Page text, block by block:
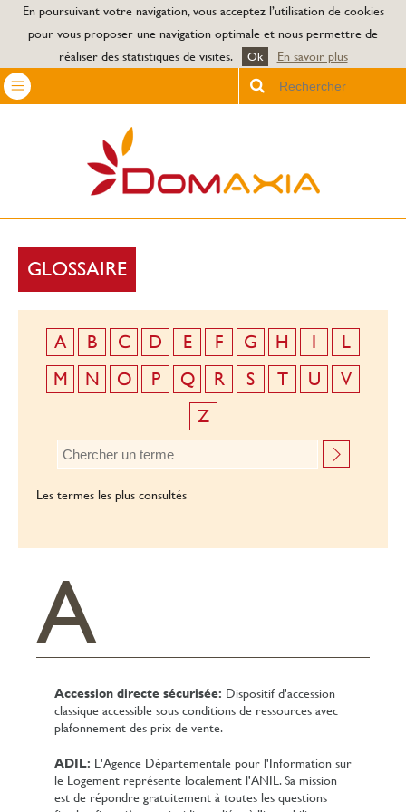
Jump to navigation
En poursuivant votre navigation, vous acceptez l’utilisation de cookies
pour vous proposer une navigation optimale et nous permettre de
réaliser des statistiques de visites.
Ok En savoir plus
Chercher
GLOSSAIRE
A B C D E F G H I
L
M
N O P Q R S T U
V
Z
Les termes les plus consultés
A
Accession directe sécurisée: Dispositif d'accession
classique accessible sous conditions de ressources avec
plafonnement des prix de vente.
ADIL: L'Agence Départementale pour l'Information sur
le Logement représente localement l'ANIL. Sa mission
est de répondre gratuitement à toutes les questions